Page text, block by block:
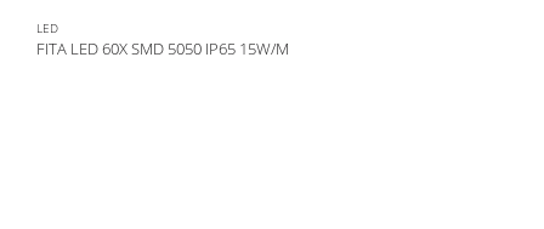
LED
FITA LED 60X SMD 5050 IP65 15W/M